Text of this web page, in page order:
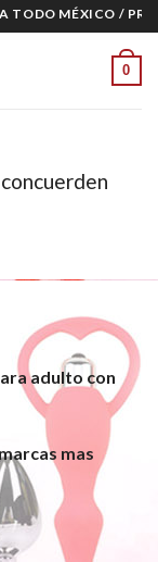
TODO MÉXICO /
0
adulto con
mas